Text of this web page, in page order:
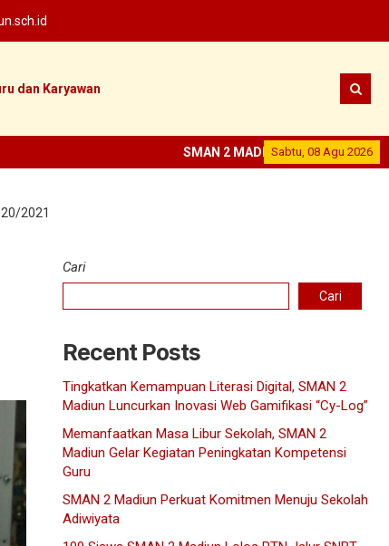
dan Karyawan
Sabtu, 08 Agu 2026
SMAN 2 MADIUN --SEKOLAH
2021
Cari
Cari
Recent Posts
Tingkatkan Kemampuan Literasi Digital, SMAN 2
Madiun Luncurkan Inovasi Web Gamifikasi “Cy-Log”
Memanfaatkan Masa Libur Sekolah, SMAN 2
Madiun Gelar Kegiatan Peningkatan Kompetensi
Guru
SMAN 2 Madiun Perkuat Komitmen Menuju Sekolah
Adiwiyata